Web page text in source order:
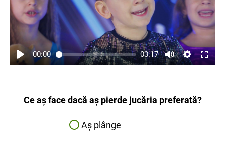
00:00 03:17
Ce aș face dacă aș pierde jucăria preferată?
Aș plânge